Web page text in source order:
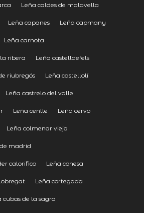
Leña caldes de malavella
Leña capanes Leña capmany
Leña carnota
ribera Leña castelldefels
riubregós Leña castellolí
Leña castrelo del valle
Leña cenlle Leña cervo
Leña colmenar viejo
madrid
calorifico Leña conesa
Leña cortegada
cubas de la sagra